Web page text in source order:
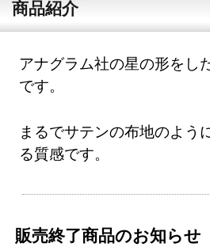
商品紹介
アナグラム社の星の形をし
です。
まるでサテンの布地のよう
る質感です。
販売終了商品のお知らせ